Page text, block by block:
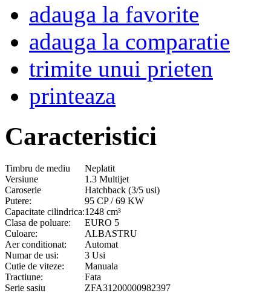
adauga la favorite
adauga la comparatie
trimite unui prieten
printeaza
Caracteristici
Timbru de mediu
Neplatit
Versiune
1.3 Multijet
Caroserie
Hatchback (3/5 usi)
Putere:
95 CP / 69 KW
Capacitate cilindrica:1248 cm³
Clasa de poluare:
EURO 5
Culoare:
ALBASTRU
Aer conditionat:
Automat
Numar de usi:
3 Usi
Cutie de viteze:
Manuala
Tractiune:
Fata
Serie sasiu
ZFA31200000982397